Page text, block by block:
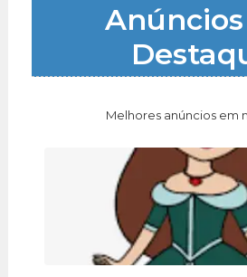
Melhores anúncios em